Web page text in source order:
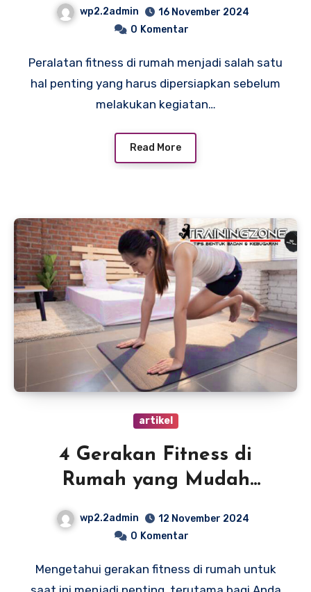
wp2.2admin
16 November 2024
0 Komentar
Peralatan fitness di rumah menjadi salah satu
hal penting yang harus dipersiapkan sebelum
melakukan kegiatan…
Read More
artikel
4 Gerakan Fitness di
Rumah yang Mudah
Dilakukan untuk Pemula
wp2.2admin
12 November 2024
0 Komentar
Mengetahui gerakan fitness di rumah untuk